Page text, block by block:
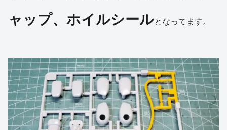
ャップ、ホイルシールとなってます。